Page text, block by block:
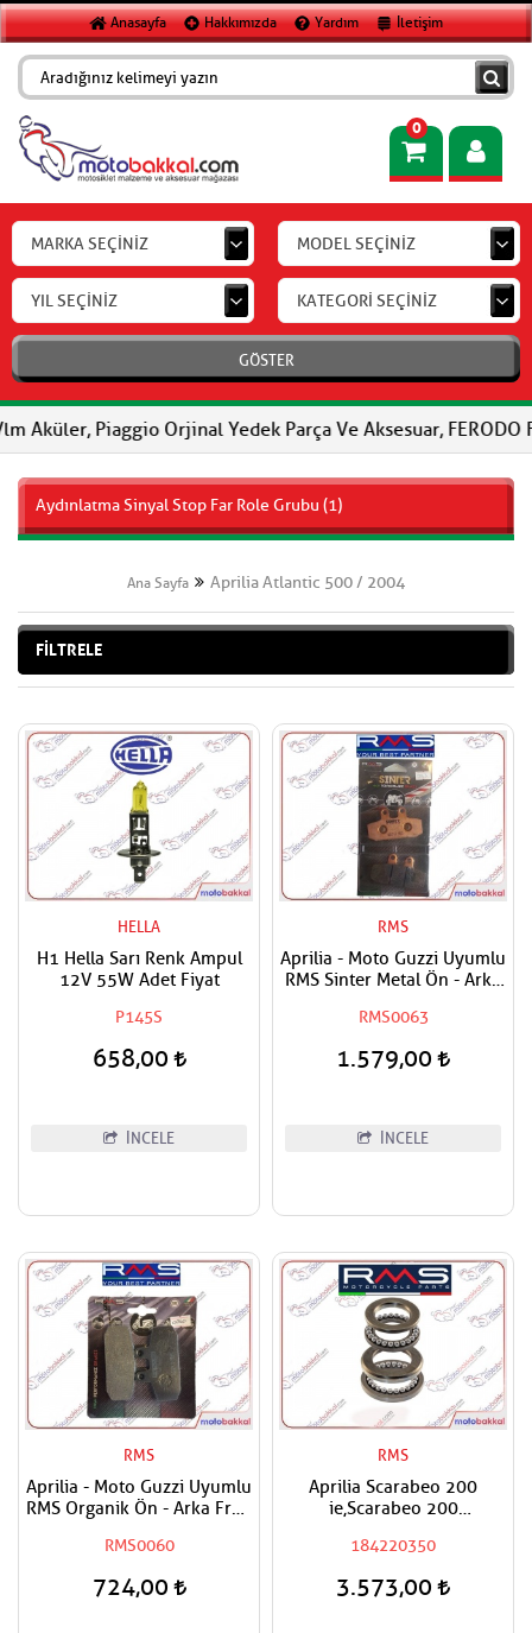
Anasayfa Hakkımızda Yardım İletişim
0
MARKA SEÇİNİZ MODEL SEÇİNİZ
YIL SEÇİNİZ KATEGORİ SEÇİNİZ
GÖSTER
Orjinal Yedek Parça Ve Aksesuar, FERODO Fren
Aydınlatma Sinyal Stop Far Role Grubu (1)
Ana Sayfa Aprilia Atlantic 500 / 2004
FİLTRELE
HELLA
H1 Hella Sarı Renk Ampul
12V 55W Adet Fiyat
P145S
658,00
İNCELE
RMS
Aprilia - Moto Guzzi Uyumlu
RMS Sinter Metal Ön - Arka
RMS0063
1.579,00
İNCELE
RMS
Aprilia - Moto Guzzi Uyumlu
RMS Organik Ön - Arka Fren
RMS0060
724,00
RMS
Aprilia Scarabeo 200
ie,Scarabeo 200
250,Atlantic 500 RMS Furş
Set
184220350
3.573,00